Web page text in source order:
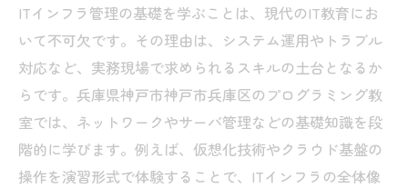
ITインフラ管理の基礎を学ぶことは、現代のIT教育にお
いて不可欠です。その理由は、システム運用やトラブル
対応など、実務現場で求められるスキルの土台となるか
らです。兵庫県神戸市神戸市兵庫区のプログラミング教
室では、ネットワークやサーバ管理などの基礎知識を段
階的に学びます。例えば、仮想化技術やクラウド基盤の
操作を演習形式で体験することで、ITインフラの全体像